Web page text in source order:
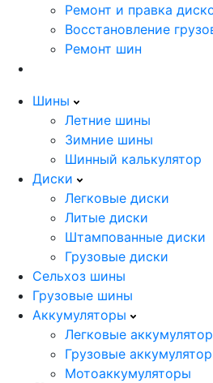
Ремонт и правка
Восстановление
Ремонт шин
Шины
Летние шины
Зимние шины
Шинный калькулятор
Диски
Легковые диски
Литые диски
Штампованные диски
Грузовые диски
Сельхоз шины
Грузовые шины
Аккумуляторы
Легковые
Грузовые
Мотоаккумуляторы